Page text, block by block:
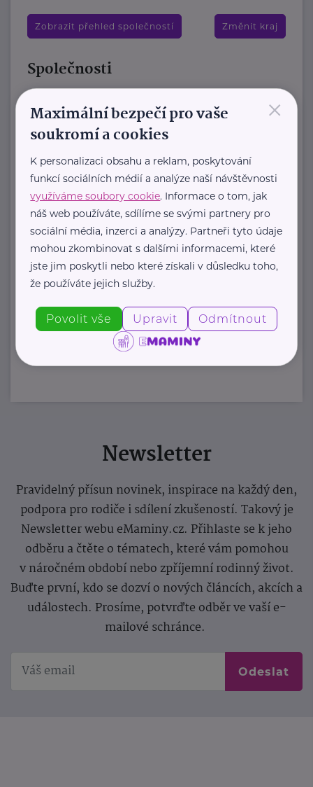
Zobrazit přehled společností Změnit kraj
Společnosti
Veliký Brázdim 9 Mratín
Zařízení „Brázdimský statek“ nabízí
luxusní ubytování aktivním seniorům
již od čerstvého důchodového věku
v samostatných ...
https://www.brazdimskystatek.cz/
+420 605 244 772
houstecka.alena@gmail.com
Zobrazit přehled společností
Newsletter
Pravidelný přísun novinek, inspirace na každý den,
podpora pro rodiče i sdílení zkušeností. Takový je
Newsletter webu eMaminy.cz. Přihlaste se k jeho
odběru a čtěte o tématech, které vám pomohou
v náročném období nebo zpříjemní rodinný život.
Buďte první, kdo se dozví o nových článcích, akcích a
událostech. Prosíme, potvrďte odběr ve vaší e-
mailové schránce.
Odeslat
×
Maximální bezpečí pro vaše
soukromí a cookies
K personalizaci obsahu a reklam, poskytování
funkcí sociálních médií a analýze naší návštěvnosti
využíváme soubory cookie. Informace o tom, jak
náš web používáte, sdílíme se svými partnery pro
sociální média, inzerci a analýzy. Partneři tyto údaje
mohou zkombinovat s dalšími informacemi, které
jste jim poskytli nebo které získali v důsledku toho,
že používáte jejich služby.
Povolit vše Upravit Odmítnout